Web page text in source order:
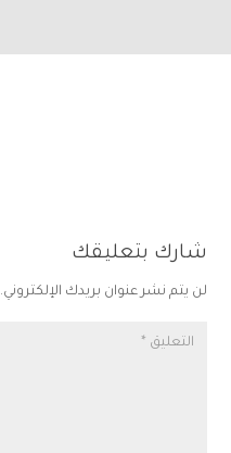
شارك بتعليقك
لن يتم نشر عنوان بريدك الإلكتروني.